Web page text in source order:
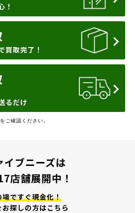
！
買取完了！
るだけ
ご確認ください。
イブニーズは
店舗展開中！
場ですぐ現金化！
お探しの方はこちら